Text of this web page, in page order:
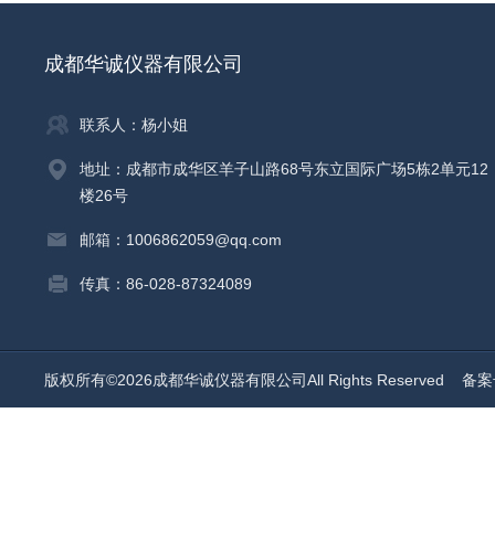
成都华诚仪器有限公司
联系人：杨小姐
地址：成都市成华区羊子山路68号东立国际广场5栋2单元12
楼26号
邮箱：1006862059@qq.com
传真：86-028-87324089
版权所有©2026成都华诚仪器有限公司All Rights Reserved 备